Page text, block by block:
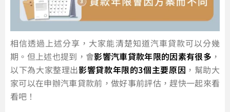
相信透過上述分享，大家能清楚知道汽車貸款可以分幾
期。但上述也提到，會影響汽車貸款年限的因素有很多 ，
以下為大家整理出影響貸款年限的3個主要原因 ，幫助大
家可以在申辦汽車貸款前，做好事前評估，趕快一起來看
看吧！